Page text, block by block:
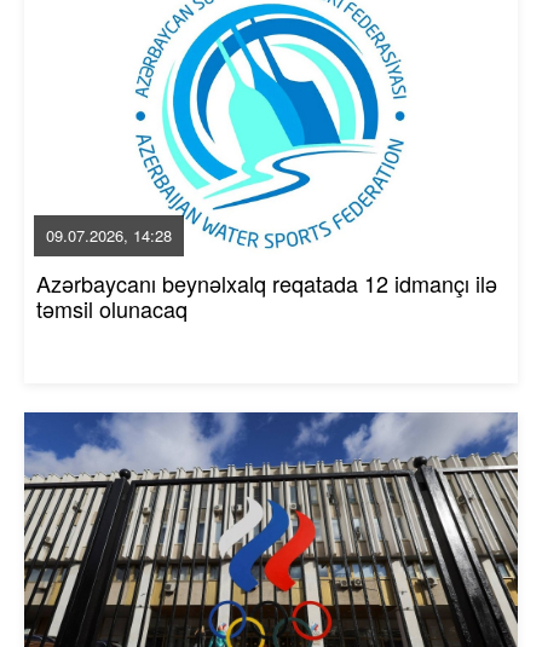
09.07.2026, 14:28
Azərbaycanı beynəlxalq reqatada 12 idmançı ilə
təmsil olunacaq